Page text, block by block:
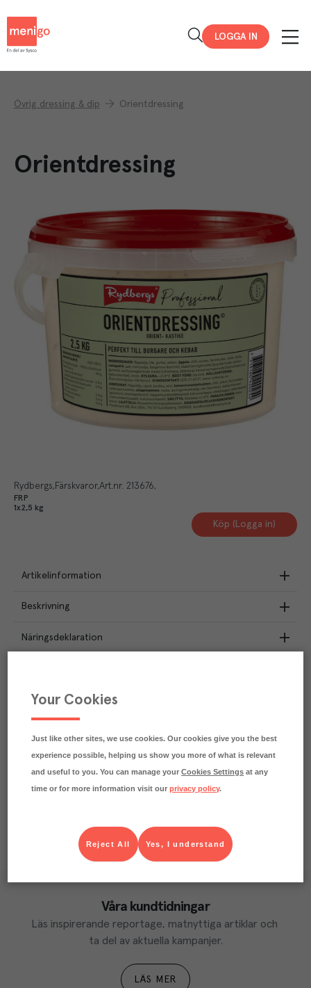
LOGGA IN
Övrig dressing & dip Orientdressing
Orientdressing
Rydbergs Färskvaror Art.nr. 213676
FRP
1x2,5 kg
Köp (Logga in)
Artikelinformation
Beskrivning
Näringsdeklaration
Varje kilo av varan påverkar klimatet motsvarande
utsläppen av 1.2 kg koldioxid.
Våra kundtidningar
Läs inspirerande reportage, matnyttiga artiklar och
ta del av aktuella kampanjer.
LÄS MER
Your Cookies
Just like other sites, we use cookies. Our cookies give you the best
experience possible, helping us show you more of what is relevant
and useful to you. You can manage yourCookies Settings at any
time or for more information visit ourprivacy policy.
Yes, I understand
Reject All